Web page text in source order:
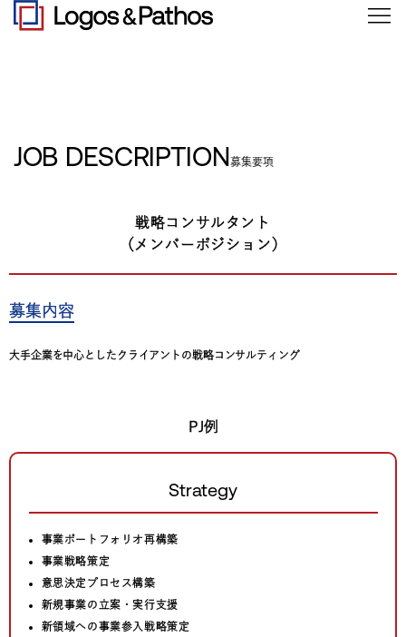
JOB DESCRIPTION募集要項
戦略コンサルタント
（メンバーポジション）
募集内容
大手企業を中心としたクライアントの戦略コンサルティング
PJ例
Strategy
事業ポートフォリオ再構築
事業戦略策定
意思決定プロセス構築
新規事業の立案・実行支援
新領域への事業参入戦略策定